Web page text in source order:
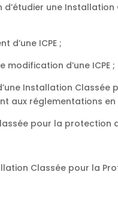
d’étudier une
d’une ICPE ;
d’une ICPE ;
Installation Classée
aux réglementations en
pour la protection
Classée pour la